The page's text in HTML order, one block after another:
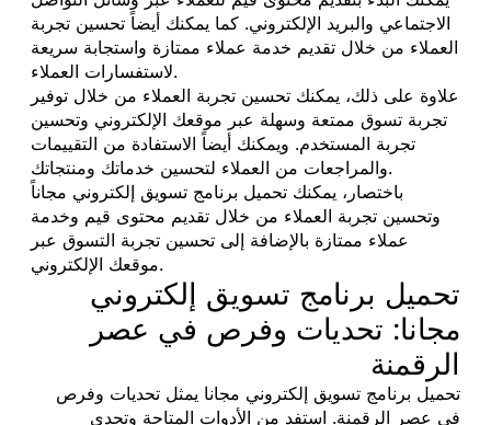
الاجتماعي والبريد الإلكتروني. كما يمكنك أيضاً تحسين تجربة
العملاء من خلال تقديم خدمة عملاء ممتازة واستجابة سريعة
لاستفسارات العملاء.
علاوة على ذلك، يمكنك تحسين تجربة العملاء من خلال توفير
تجربة تسوق ممتعة وسهلة عبر موقعك الإلكتروني وتحسين
تجربة المستخدم. ويمكنك أيضاً الاستفادة من التقييمات
والمراجعات من العملاء لتحسين خدماتك ومنتجاتك.
باختصار، يمكنك تحميل برنامج تسويق إلكتروني مجاناً
وتحسين تجربة العملاء من خلال تقديم محتوى قيم وخدمة
عملاء ممتازة بالإضافة إلى تحسين تجربة التسوق عبر
موقعك الإلكتروني.
تحميل برنامج تسويق إلكتروني
مجانا: تحديات وفرص في عصر
الرقمنة
تحميل برنامج تسويق إلكتروني مجانا يمثل تحديات وفرص
في عصر الرقمنة. استفد من الأدوات المتاحة وتحدى